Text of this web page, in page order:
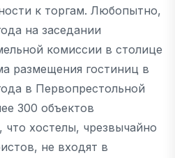
к торгам. Любопытно,
на заседании
комиссии в столице
размещения гостиниц в
в Первопрестольной
300 объектов
хостелы, чрезвычайно
не входят в